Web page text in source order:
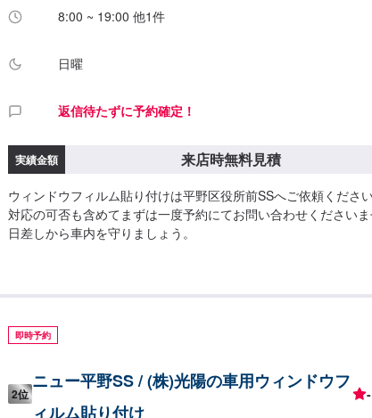
8:00 ~ 19:00 他1件
日曜
返信待たずに予約確定！
実績金額 来店時無料見積
ウィンドウフィルム貼り付けは平野区役所前SSへご依頼ください
対応の可否も含めてまずは一度予約にてお問い合わせくださいま
日差しから車内を守りましょう。
即時予約
2位
ニュー平野SS / (株)光陽の車用ウィンドウフ
ィルム貼り付け
-